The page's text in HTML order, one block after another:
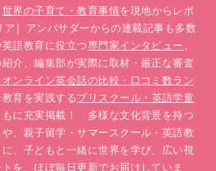
世界の子育て・教育事情を現地からレポ
］アンバサダーからの連載記事も多数
語教育に役立つ専門家インタビュー 、
紹介、編集部が実際に取材・厳正な審査
ンライン英会話の比較・口コミ数ラン
育を実践するプリスクール・英語学童
もに充実掲載！ 多様な文化背景を持つ
、親子留学・サマースクール・英語教
、子どもと一緒に世界を学び、広い視
を、ほぼ毎日更新でお届けしていま